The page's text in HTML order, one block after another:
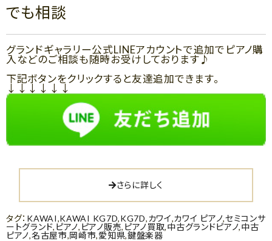
でも相談
グランドギャラリー公式LINEアカウントで追加でピアノ購
入などのご相談も随時お受けしております♪
下記ボタンをクリックすると友達追加できます。
↓↓↓↓↓↓
さらに詳しく
タグ： KAWAI,KAWAI KG7D,KG7D,カワイ,カワイ ピアノ,セミコンサ
ートグランド, ピアノ, ピアノ販売, ピアノ買取,中古グランドピアノ,中古
ピアノ,名古屋市,岡崎市,愛知県,鍵盤楽器